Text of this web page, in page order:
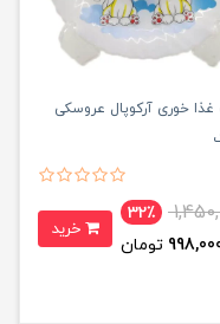
خوری آرکوپال عروسکی
32٪
تومان